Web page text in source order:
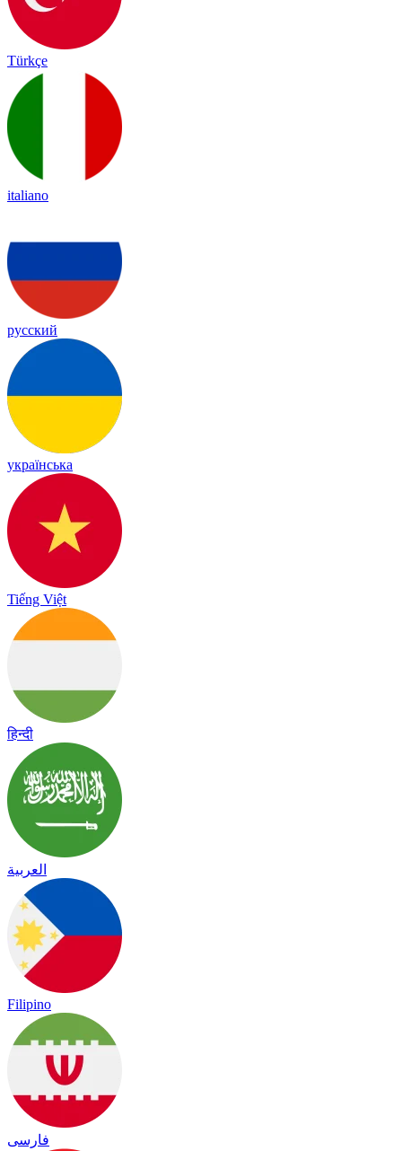
Türkçe
italiano
русский
українська
Tiếng Việt
हिन्दी
العربية
Filipino
فارسی